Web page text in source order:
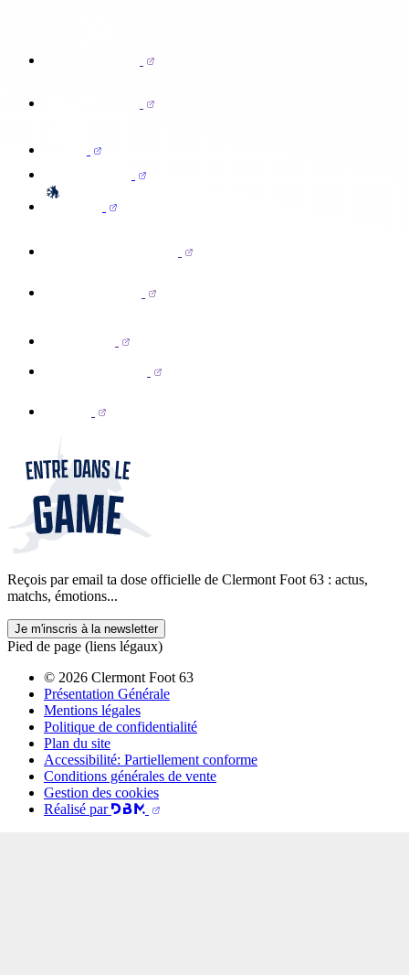
Reçois par email ta dose officielle de Clermont Foot 63 : actus,
matchs, émotions...
Je m'inscris à la newsletter
Pied de page (liens légaux)
© 2026 Clermont Foot 63
Présentation Générale
Mentions légales
Politique de confidentialité
Plan du site
Accessibilité: Partiellement conforme
Conditions générales de vente
Gestion des cookies
Réalisé par